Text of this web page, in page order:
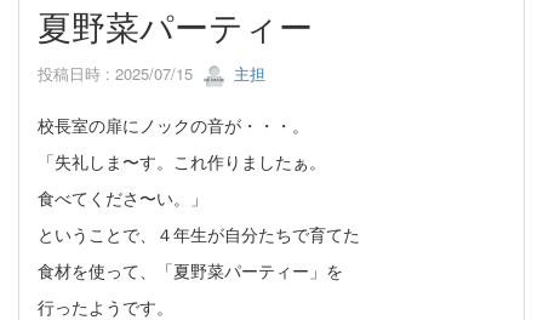
夏野菜パーティー
投稿日時 : 2025/07/15 主担
校長室の扉にノックの音が・・・。
「失礼しま〜す。これ作りましたぁ。
食べてくださ〜い。」
ということで、４年生が自分たちで育てた
食材を使って、「夏野菜パーティー」を
行ったようです。